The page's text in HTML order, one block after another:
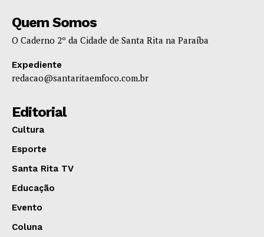
Quem Somos
O Caderno 2º da Cidade de Santa Rita na Paraíba
Expediente
redacao@santaritaemfoco.com.br
Editorial
Cultura
Esporte
Santa Rita TV
Educação
Evento
Coluna